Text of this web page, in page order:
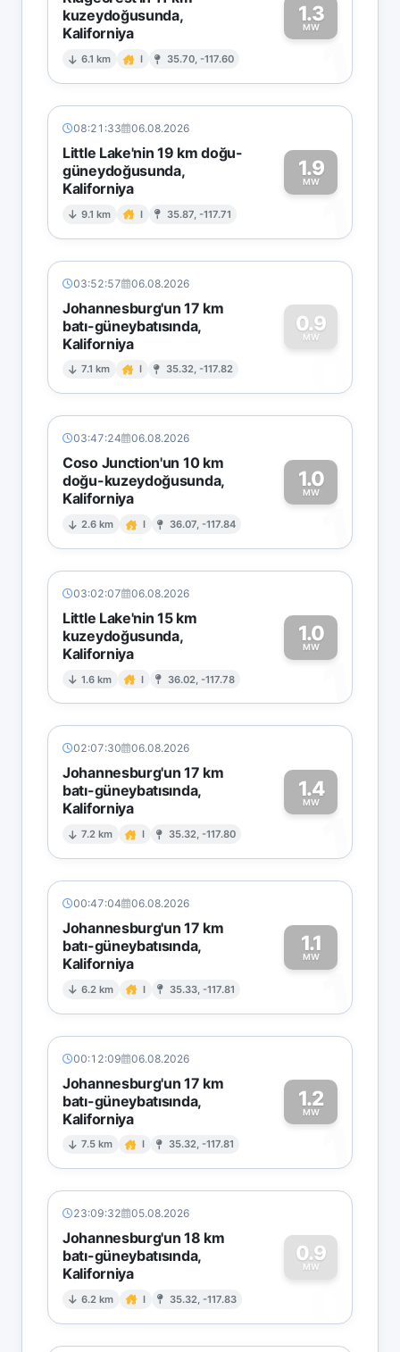
kuzeydoğusunda,
Kaliforniya
6.1 km I 35.70, -117.60
1.3
MW
1
08:21:33 06.08.2026
Little Lake'nin 19 km doğu-
güneydoğusunda,
Kaliforniya
9.1 km I 35.87, -117.71
1.9
MW
1
03:52:57 06.08.2026
Johannesburg'un 17 km
batı-güneybatısında,
Kaliforniya
7.1 km I 35.32, -117.82
0.9
MW
0
03:47:24 06.08.2026
Coso Junction'un 10 km
doğu-kuzeydoğusunda,
Kaliforniya
2.6 km I 36.07, -117.84
1.0
MW
1
03:02:07 06.08.2026
Little Lake'nin 15 km
kuzeydoğusunda,
Kaliforniya
1.6 km I 36.02, -117.78
1.0
MW
1
02:07:30 06.08.2026
Johannesburg'un 17 km
batı-güneybatısında,
Kaliforniya
7.2 km I 35.32, -117.80
1.4
MW
1
00:47:04 06.08.2026
Johannesburg'un 17 km
batı-güneybatısında,
Kaliforniya
6.2 km I 35.33, -117.81
1.1
MW
1
00:12:09 06.08.2026
Johannesburg'un 17 km
batı-güneybatısında,
Kaliforniya
7.5 km I 35.32, -117.81
1.2
MW
1
23:09:32 05.08.2026
Johannesburg'un 18 km
batı-güneybatısında,
Kaliforniya
6.2 km I 35.32, -117.83
0.9
MW
0